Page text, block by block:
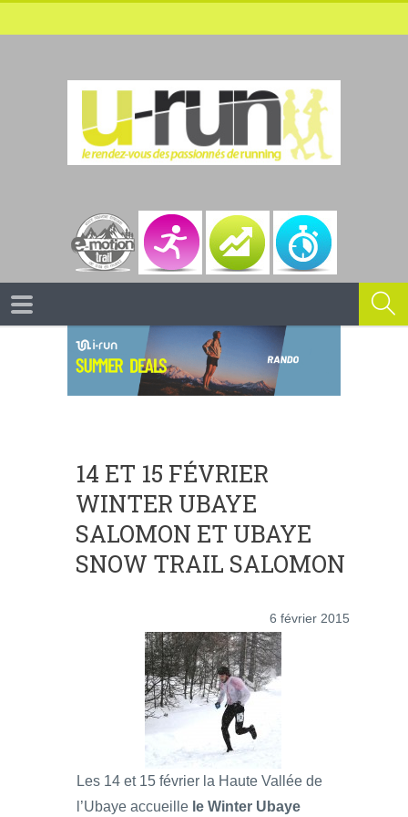
14 ET 15 FÉVRIER
WINTER UBAYE
SALOMON ET UBAYE
SNOW TRAIL SALOMON
6 février 2015
Les 14 et 15 février la Haute Vallée de
l’Ubaye accueille le Winter Ubaye